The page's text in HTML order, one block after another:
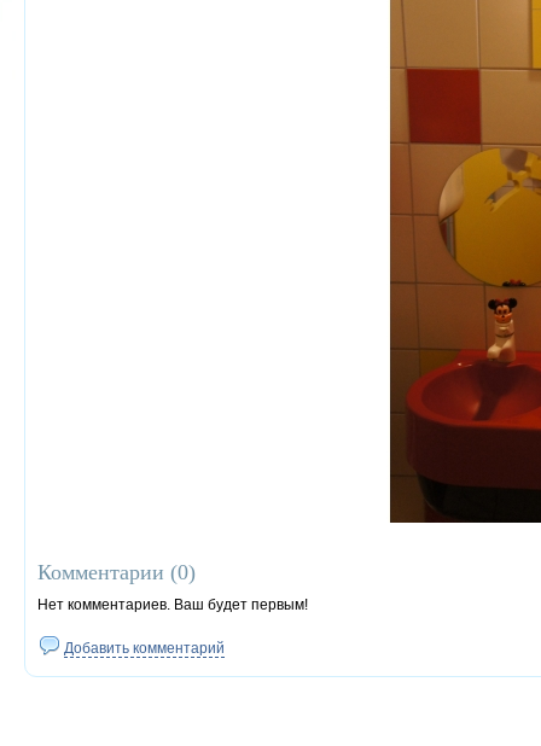
Комментарии (0)
Нет комментариев. Ваш будет первым!
Добавить комментарий